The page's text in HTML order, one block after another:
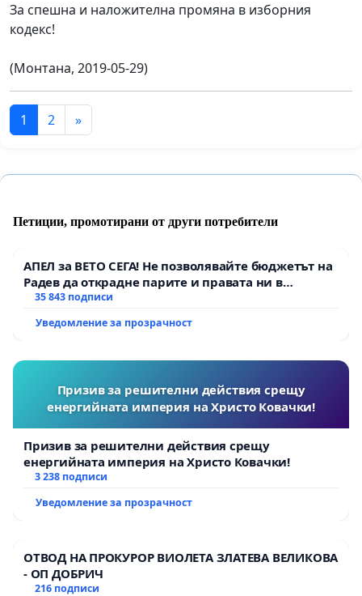
За спешна и наложителна промяна в изборния
кодекс!
(Монтана, 2019-05-29)
1 2 »
Петиции, промотирани от други потребители
АПЕЛ за ВЕТО СЕГА! Не позволявайте бюджетът на
Радев да открадне парите и правата ни в
тъмното
35 843 подписи
Уведомление за прозрачност
Призив за решителни действия срещу
енергийната империя на Христо Ковачки!
Призив за решителни действия срещу
енергийната империя на Христо Ковачки!
3 238 подписи
Уведомление за прозрачност
ОТВОД НА ПРОКУРОР ВИОЛЕТА ЗЛАТЕВА ВЕЛИКОВА
- ОП ДОБРИЧ
216 подписи